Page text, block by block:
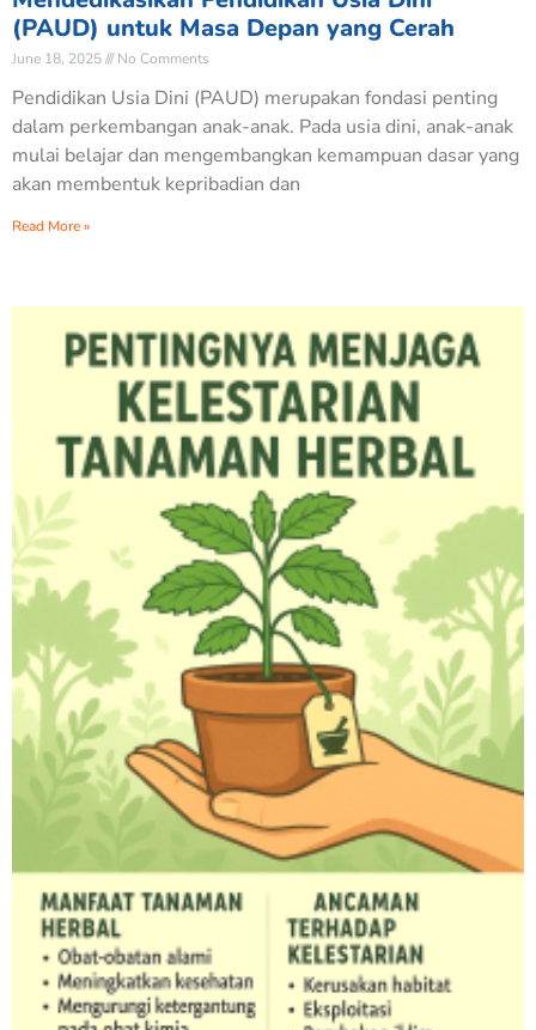
(PAUD) untuk Masa Depan yang Cerah
June 18, 2025 No Comments
Pendidikan Usia Dini (PAUD) merupakan fondasi penting
dalam perkembangan anak-anak. Pada usia dini, anak-anak
mulai belajar dan mengembangkan kemampuan dasar yang
akan membentuk kepribadian dan
Read More »